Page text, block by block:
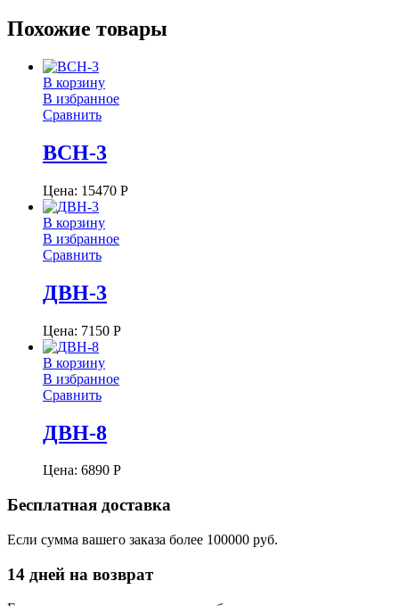
Похожие товары
В корзину
В избранное
Сравнить
ВСН-3
Цена: 15470 Р
В корзину
В избранное
Сравнить
ДВН-3
Цена: 7150 Р
В корзину
В избранное
Сравнить
ДВН-8
Цена: 6890 Р
Бесплатная доставка
Если сумма вашего заказа более 100000 руб.
14 дней на возврат